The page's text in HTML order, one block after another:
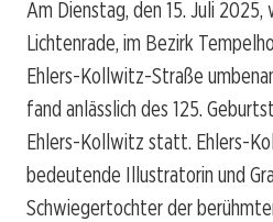
Am Dienstag, den 15. Juli
Lichtenrade, im Bezirk
Ehlers-Kollwitz-Straße
fand anlässlich des 125.
Ehlers-Kollwitz statt. Ehlers-
bedeutende Illustratorin und
Schwiegertochter der